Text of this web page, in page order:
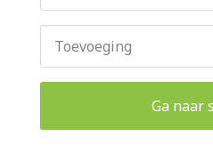
Toevoeging
Ga naar